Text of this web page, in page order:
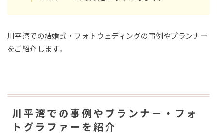
川平湾での結婚式・フォトウェディングの事例やプランナー
をご紹介します。
川平湾での事例やプランナー・フォ
トグラファーを紹介